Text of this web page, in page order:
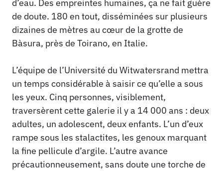
d’eau. Des empreintes humaines, ça ne fait guère
de doute. 180 en tout, disséminées sur plusieurs
dizaines de mètres au cœur de la grotte de
Bàsura, près de Toirano, en Italie.
L’équipe de l’Université du Witwatersrand mettra
un temps considérable à saisir ce qu’elle a sous
les yeux. Cinq personnes, visiblement,
traversèrent cette galerie il y a 14 000 ans : deux
adultes, un adolescent, deux enfants. L’un d’eux
rampe sous les stalactites, les genoux marquant
la fine pellicule d’argile. L’autre avance
précautionneusement, sans doute une torche de